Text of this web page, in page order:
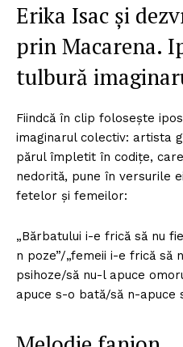
Erika Isac și
prin Macarena.
tulbură
Fiindcă în clip folosește
imaginarul colectiv: artista
părul împletit în codițe,
nedorită, pune în versurile
fetelor și femeilor:
„Bărbatului i-e frică să nu
n poze”/„femeii i-e frică să
psihoze/să nu-l apuce
apuce s-o bată/să n-apuce